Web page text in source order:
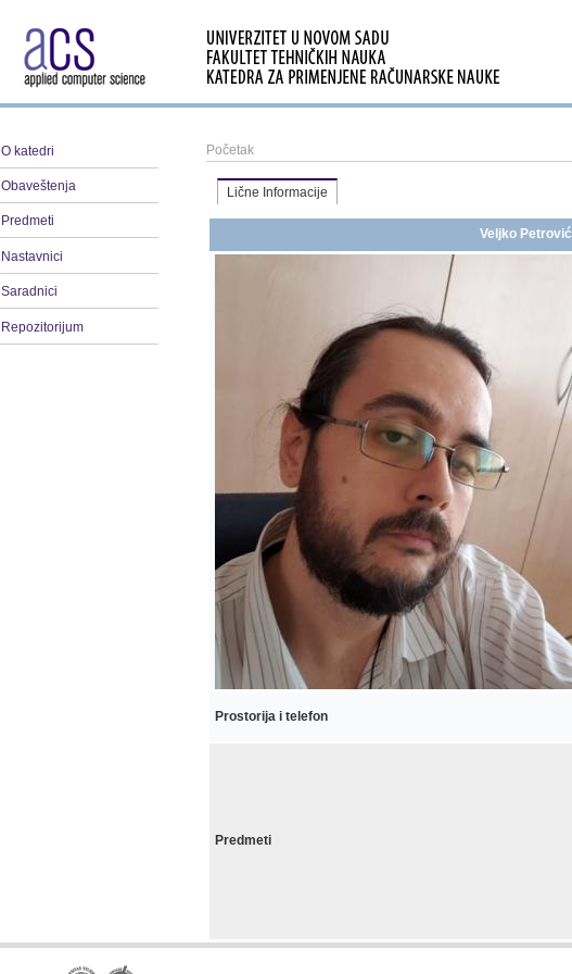
O katedri
Obaveštenja
Predmeti
Nastavnici
Saradnici
Repozitorijum
Početak
Lične Informacije
Veljko Petrović
Prostorija i telefon
Predmeti